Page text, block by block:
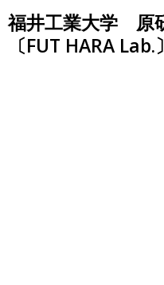
Skip
to
content
福井工業大学 原
〔FUT HARA Lab.〕